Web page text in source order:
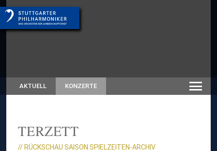
AKTUELL KONZERTE
TERZETT
// RÜCKSCHAU SAISON SPIELZEITEN-ARCHIV